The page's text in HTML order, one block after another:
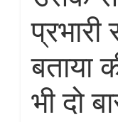
बताया
भी दो